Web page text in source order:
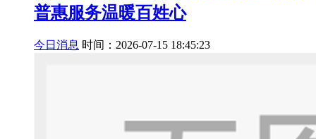
普惠服务温暖百姓心
今日消息 时间：2026-07-15 18:45:23